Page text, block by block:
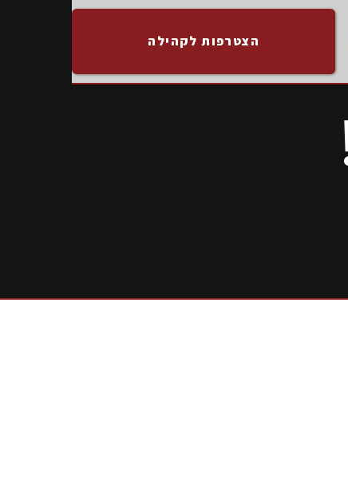
הצטרפות לקהילה